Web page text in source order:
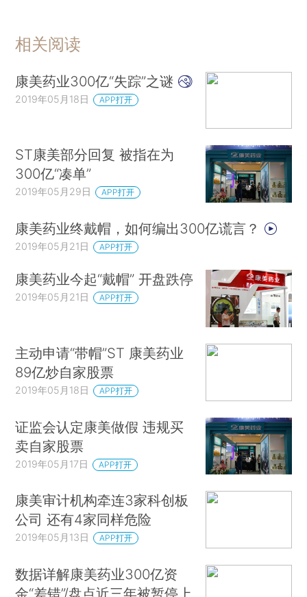
相关阅读
康美药业300亿“失踪”之谜
2019年05月18日 APP打开
ST康美部分回复 被指在为
300亿“凑单”
2019年05月29日 APP打开
康美药业终戴帽，如何编出300亿谎言？
2019年05月21日 APP打开
康美药业今起“戴帽” 开盘跌停
2019年05月21日 APP打开
主动申请“带帽”ST 康美药业
89亿炒自家股票
2019年05月18日 APP打开
证监会认定康美做假 违规买
卖自家股票
2019年05月17日 APP打开
康美审计机构牵连3家科创板
公司 还有4家同样危险
2019年05月13日 APP打开
数据详解康美药业300亿资
金“差错”/盘点近三年被暂停上